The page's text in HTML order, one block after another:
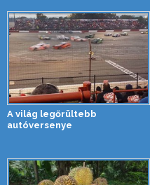
A világ legőrültebb
autóversenye